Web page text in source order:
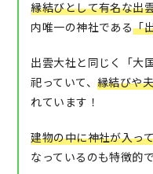
縁結びとして有名な出
内唯一の神社である「
出雲大社と同じく「大
祀っていて、 縁結びや
れています！
建物の中に神社が入っ
なっているのも特徴的で